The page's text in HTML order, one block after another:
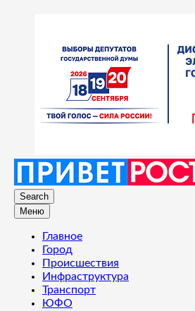
Search
Меню
Главное
Город
Происшествия
Инфраструктура
Транспорт
ЮФО